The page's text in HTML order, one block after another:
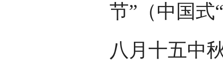
节”（中国式
八月十五中